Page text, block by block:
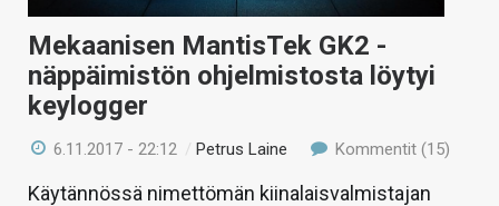
Mekaanisen MantisTek GK2 -
näppäimistön ohjelmistosta löytyi
keylogger
6.11.2017 - 22:12 /Petrus Laine Kommentit (15)
Käytännössä nimettömän kiinalaisvalmistajan